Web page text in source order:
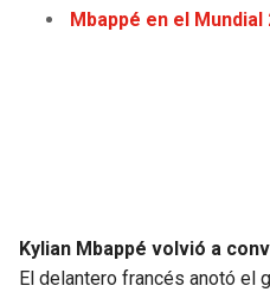
Mbappé en el
Kylian Mbappé volvió a
El delantero francés anotó el